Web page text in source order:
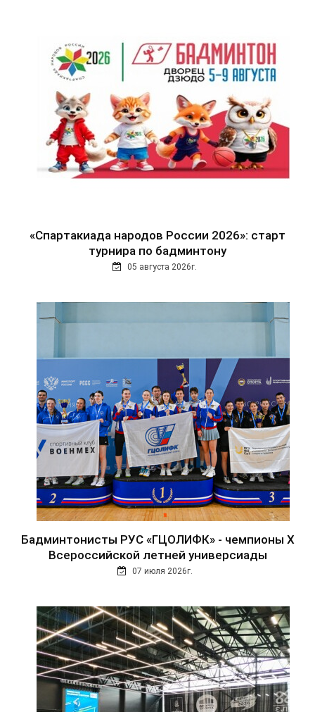
«Спартакиада народов России 2026»: старт
турнира по бадминтону
05 августа 2026г.
Бадминтонисты РУС «ГЦОЛИФК» - чемпионы Х
Всероссийской летней универсиады
07 июля 2026г.